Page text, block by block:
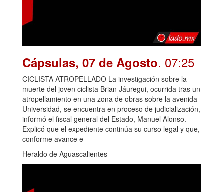
Cápsulas, 07 de Agosto. 07:25
CICLISTA ATROPELLADO La investigación sobre la
muerte del joven ciclista Brian Jáuregui, ocurrida tras un
atropellamiento en una zona de obras sobre la avenida
Universidad, se encuentra en proceso de judicialización,
informó el fiscal general del Estado, Manuel Alonso.
Explicó que el expediente continúa su curso legal y que,
conforme avance e
Heraldo de Aguascalientes